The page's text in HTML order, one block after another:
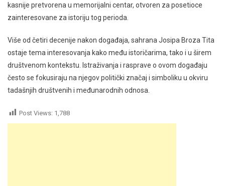
kasnije pretvorena u memorijalni centar, otvoren za posetioce
zainteresovane za istoriju tog perioda.
Više od četiri decenije nakon događaja, sahrana Josipa Broza Tita
ostaje tema interesovanja kako među istoričarima, tako i u širem
društvenom kontekstu. Istraživanja i rasprave o ovom događaju
često se fokusiraju na njegov politički značaj i simboliku u okviru
tadašnjih društvenih i međunarodnih odnosa.
Post Views: 1,788